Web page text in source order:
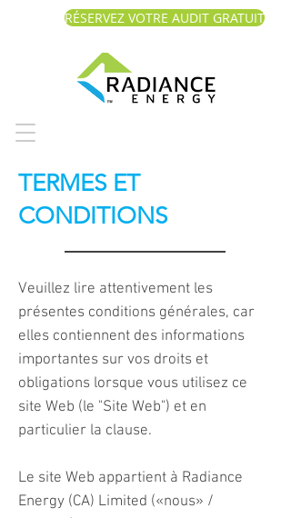
RÉSERVEZ VOTRE AUDIT GRATUIT
TERMES ET
CONDITIONS
Veuillez lire attentivement les
présentes conditions générales, car
elles contiennent des informations
importantes sur vos droits et
obligations lorsque vous utilisez ce
site Web (le "Site Web") et en
particulier la clause.
Le site Web appartient à Radiance
Energy (CA) Limited («nous» /